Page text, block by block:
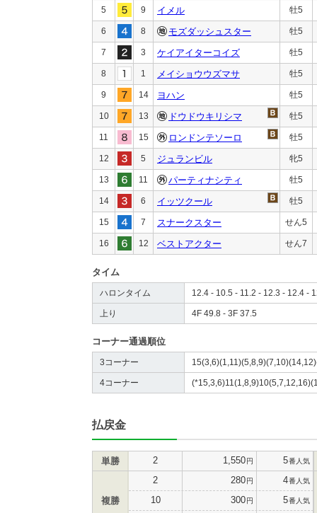
5 9 イメル 牡5
6 8 モズダッシュスター 牡5
7 3 ケイアイターコイズ 牡5
8 1 メイショウウズマサ 牡5
9 14 ヨハン 牡5
10 13 ドウドウキリシマ 牡5
11 15 ロンドンテソーロ 牡5
12 5 ジュランビル 牝5
13 11 パーティナシティ 牡5
14 6 イッツクール 牡5
15 7 スナークスター せん5
16 12 ベストアクター せん7
タイム
ハロンタイム 12.4 - 10.5 - 11.2 - 12.3 - 12.4 -
上り 4F 49.8 - 3F 37.5
コーナー通過順位
3コーナー
4コーナー
払戻金
単勝 2 1,550円 5番人気
複勝
2 280円 4番人気
10 300円 5番人気